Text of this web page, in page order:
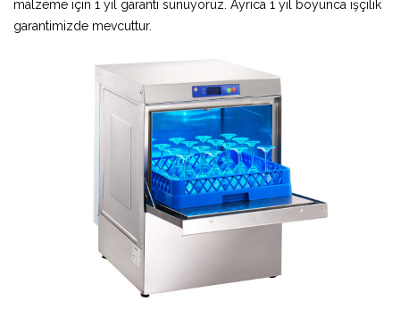
malzeme için 1 yıl garanti sunuyoruz. Ayrıca 1 yıl boyunca işçilik
garantimizde mevcuttur.